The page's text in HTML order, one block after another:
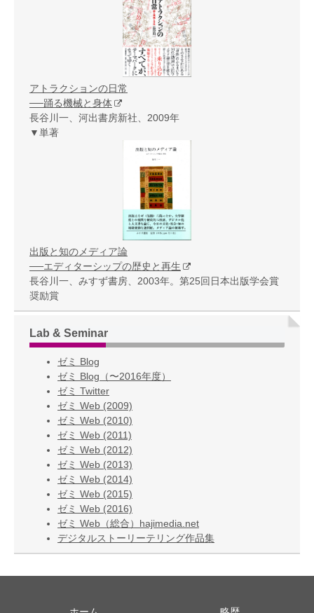
アトラクションの日常
──踊る機械と身体
長谷川一、河出書房新社、2009年
▼単著
出版と知のメディア論
──エディターシップの歴史と再生
長谷川一、みすず書房、2003年。第25回日本出版学会賞
奨励賞
Lab & Seminar
ゼミ Blog
ゼミ Blog（〜2016年度）
ゼミ Twitter
ゼミ Web (2009)
ゼミ Web (2010)
ゼミ Web (2011)
ゼミ Web (2012)
ゼミ Web (2013)
ゼミ Web (2014)
ゼミ Web (2015)
ゼミ Web (2016)
ゼミ Web（総合）hajimedia.net
デジタルストーリーテリング作品集